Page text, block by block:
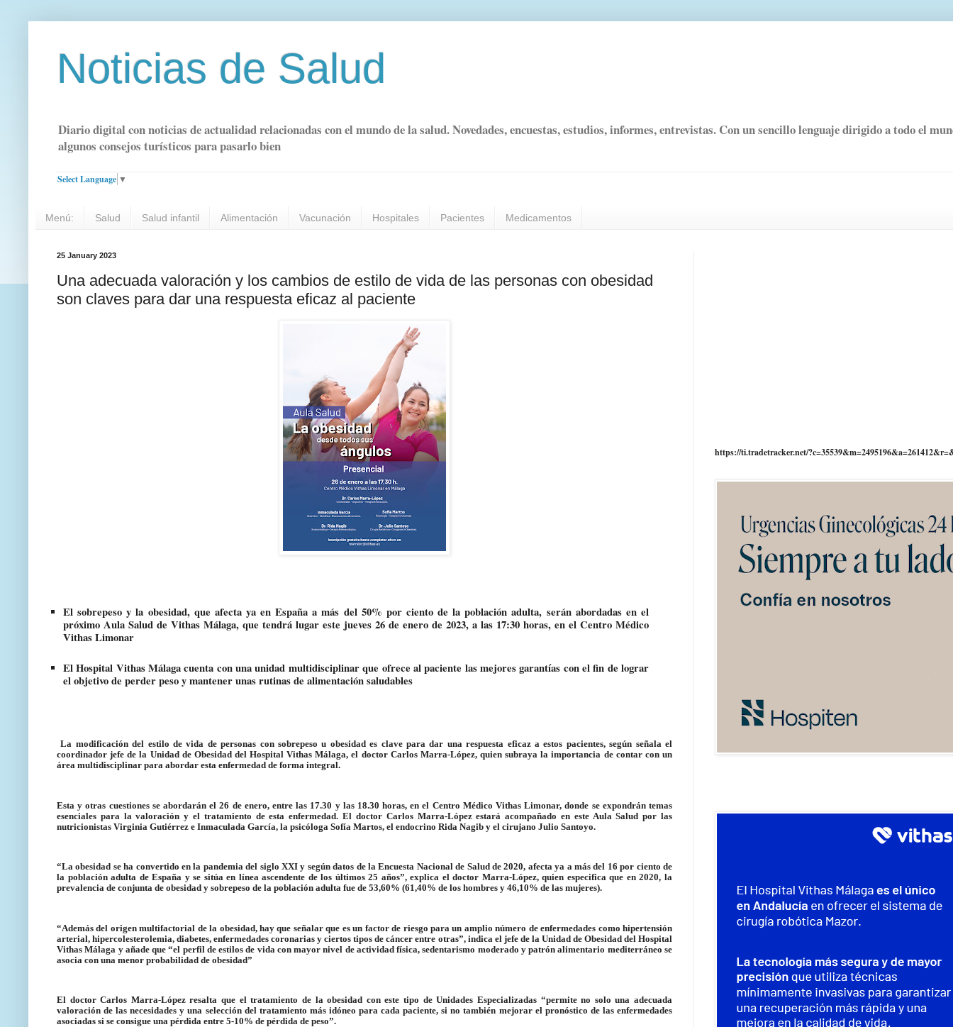
Noticias de Salud
Diario digital con noticias de actualidad relacionadas con el mundo de la salud. Novedades, encuestas, estudios, informes, entrevistas. Con un sencillo lenguaje dirigido a todo el
algunos consejos turísticos para pasarlo bien
Select Language ▼
Menú: Salud Salud infantil Alimentación Vacunación Hospitales Pacientes Medicamentos
25 January 2023
Una adecuada valoración y los cambios de estilo de vida de las personas con obesidad
son claves para dar una respuesta eficaz al paciente
El sobrepeso y la obesidad, que afecta ya en España a más del 50% por ciento de la población adulta, serán abordadas en el
próximo Aula Salud de Vithas Málaga, que tendrá lugar este jueves 26 de enero de 2023, a las 17:30 horas, en el Centro Médico
Vithas Limonar
El Hospital Vithas Málaga cuenta con una unidad multidisciplinar que ofrece al paciente las mejores garantías con el fin de lograr
el objetivo de perder peso y mantener unas rutinas de alimentación saludables
La modificación del estilo de vida de personas con sobrepeso u obesidad es clave para dar una respuesta eficaz a estos pacientes, según señala el
coordinador jefe de la Unidad de Obesidad del Hospital Vithas Málaga, el doctor Carlos Marra-López, quien subraya la importancia de contar con un
área multidisciplinar para abordar esta enfermedad de forma integral.
Esta y otras cuestiones se abordarán el 26 de enero, entre las 17.30 y las 18.30 horas, en el Centro Médico Vithas Limonar, donde se expondrán temas
esenciales para la valoración y el tratamiento de esta enfermedad. El doctor Carlos Marra-López estará acompañado en este Aula Salud por las
nutricionistas Virginia Gutiérrez e Inmaculada García, la psicóloga Sofía Martos, el endocrino Rida Nagib y el cirujano Julio Santoyo.
“La obesidad se ha convertido en la pandemia del siglo XXI y según datos de la Encuesta Nacional de Salud de 2020, afecta ya a más del 16 por ciento de
la población adulta de España y se sitúa en línea ascendente de los últimos 25 años”, explica el doctor Marra-López, quien especifica que en 2020, la
prevalencia de conjunta de obesidad y sobrepeso de la población adulta fue de 53,60% (61,40% de los hombres y 46,10% de las mujeres).
“Además del origen multifactorial de la obesidad, hay que señalar que es un factor de riesgo para un amplio número de enfermedades como hipertensión
arterial, hipercolesterolemia, diabetes, enfermedades coronarias y ciertos tipos de cáncer entre otras”, indica el jefe de la Unidad de Obesidad del Hospital
Vithas Málaga y añade que “el perfil de estilos de vida con mayor nivel de actividad física, sedentarismo moderado y patrón alimentario mediterráneo se
asocia con una menor probabilidad de obesidad”
El doctor Carlos Marra-López resalta que el tratamiento de la obesidad con este tipo de Unidades Especializadas “permite no solo una adecuada
valoración de las necesidades y una selección del tratamiento más idóneo para cada paciente, si no también mejorar el pronóstico de las enfermedades
asociadas si se consigue una pérdida entre 5-10% de pérdida de peso”.
https://ti.tradetracker.net/